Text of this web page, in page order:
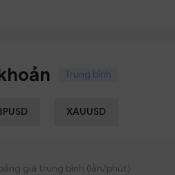
Trung bình
XAUUSD
giá trung bình (lần/phút)